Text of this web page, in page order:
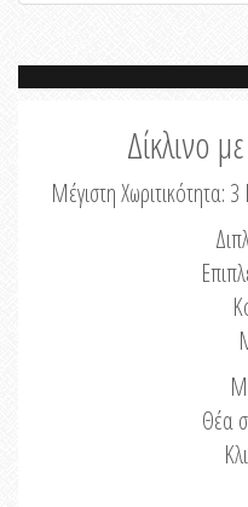
Δίκλινο
Μέγιστη Χωριτικότητα:
Θέα